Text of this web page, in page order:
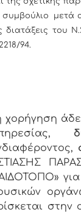
συμβούλιο μετά
διατάξεις του
94.
χορήγηση